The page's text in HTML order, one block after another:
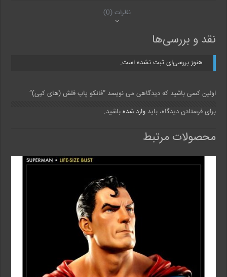
نظرات (0)
نقد و بررسی‌ها
هنوز بررسی‌ای ثبت نشده است.
اولین کسی باشید که دیدگاهی می نویسد “فانکو پاپ فلش (های کپی)”
برای فرستادن دیدگاه، بایدوارد شده باشید.
محصولات مرتبط